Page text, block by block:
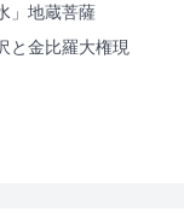
」地蔵菩薩
と金比羅大権現